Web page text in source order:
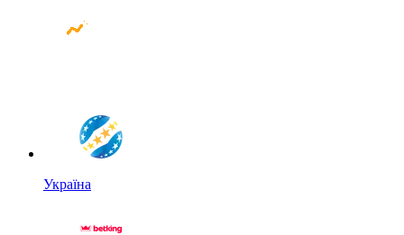
Україна